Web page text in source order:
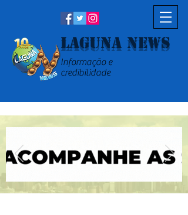
Laguna News
Informação e
credibilidade